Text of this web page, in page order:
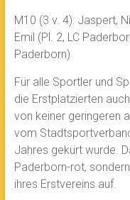
M10 (3 v. 4): Jaspert,
Emil (Pl. 2, LC
Paderborn)
Für alle Sportler und
die Erstplatzierten
von keiner geringeren
vom
Jahres gekürt wurde.
Paderborn-rot,
ihres Erstvereins auf.